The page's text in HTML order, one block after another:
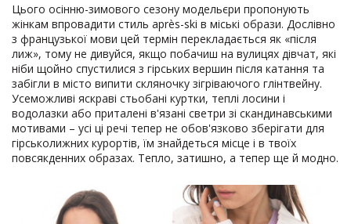
Цього осінню-зимового сезону модельєри пропонують
жінкам впровадити стиль après-ski в міські образи. Дослівно
з французької мови цей термін перекладається як «після
лиж», тому не дивуйся, якщо побачиш на вулицях дівчат, які
ніби щойно спустилися з гірських вершин після катання та
забігли в місто випити скляночку зігріваючого глінтвейну.
Усеможливі яскраві стьобані куртки, теплі лосини і
водолазки або приталені в'язані светри зі скандинавськими
мотивами – усі ці речі тепер не обов'язково зберігати для
гірськолижних курортів, їм знайдеться місце і в твоїх
повсякденних образах. Тепло, затишно, а тепер ще й модно.